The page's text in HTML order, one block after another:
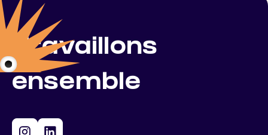
Travaillons
ensemble